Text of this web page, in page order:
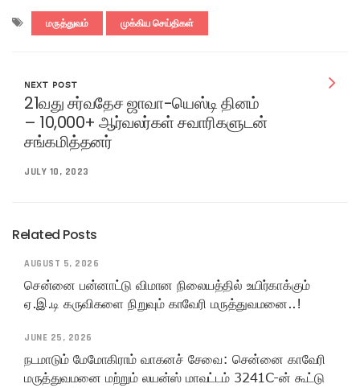
மருத்துவம் முக்கிய செய்திகள்
NEXT POST
21வது சர்வதேச ஜாவா-யெஸ்டி தினம்
– 10,000+ ஆர்வலர்கள் சவாரிகளுடன்
சங்கமித்தனர்
JULY 10, 2023
Related Posts
AUGUST 5, 2026
சென்னை பன்னாட்டு விமான நிலையத்தில் உயிர்காக்கும்
ஏ.இ.டி கருவிகளை நிறுவும் காவேரி மருத்துவமனை..!
JUNE 25, 2026
நடமாடும் மேமோகிராம் வாகனச் சேவை: சென்னை காவேரி
மருத்துவமனை மற்றும் லயன்ஸ் மாவட்டம் 3241C-ன் கூட்டு